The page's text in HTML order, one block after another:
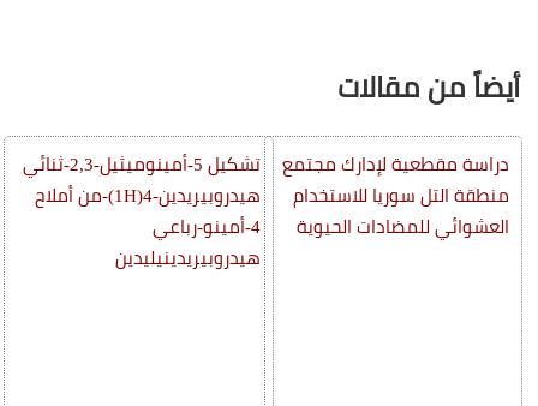
أيضاً من مقالات
دراسة مقطعية لإدارك مجتمع
منطقة التل سوريا للاستخدام
العشوائي للمضادات الحيوية
تشكيل 5-أمينوميثيل-2,3-ثنائي
هيدروبيريدين-4(1H)-من أملاح
4-أمينو-رباعي
هيدروبيريدينيليدين